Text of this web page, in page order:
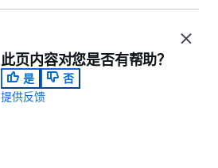
此页内容对您是否有帮助？
是
否
提供反馈